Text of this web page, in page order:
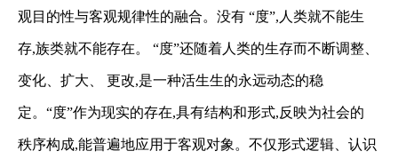
观目的性与客观规律性的融合。没有 “度”,人类就不能生
存,族类就不能存在。 “度”还随着人类的生存而不断调整、
变化、扩大、 更改,是一种活生生的永远动态的稳
定。“度”作为现实的存在,具有结构和形式,反映为社会的
秩序构成,能普遍地应用于客观对象。不仅形式逻辑、认识